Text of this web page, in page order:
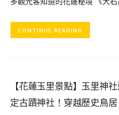
CONTINUE READING
【花蓮玉里景點】玉里神
定古蹟神社！穿越歷史鳥